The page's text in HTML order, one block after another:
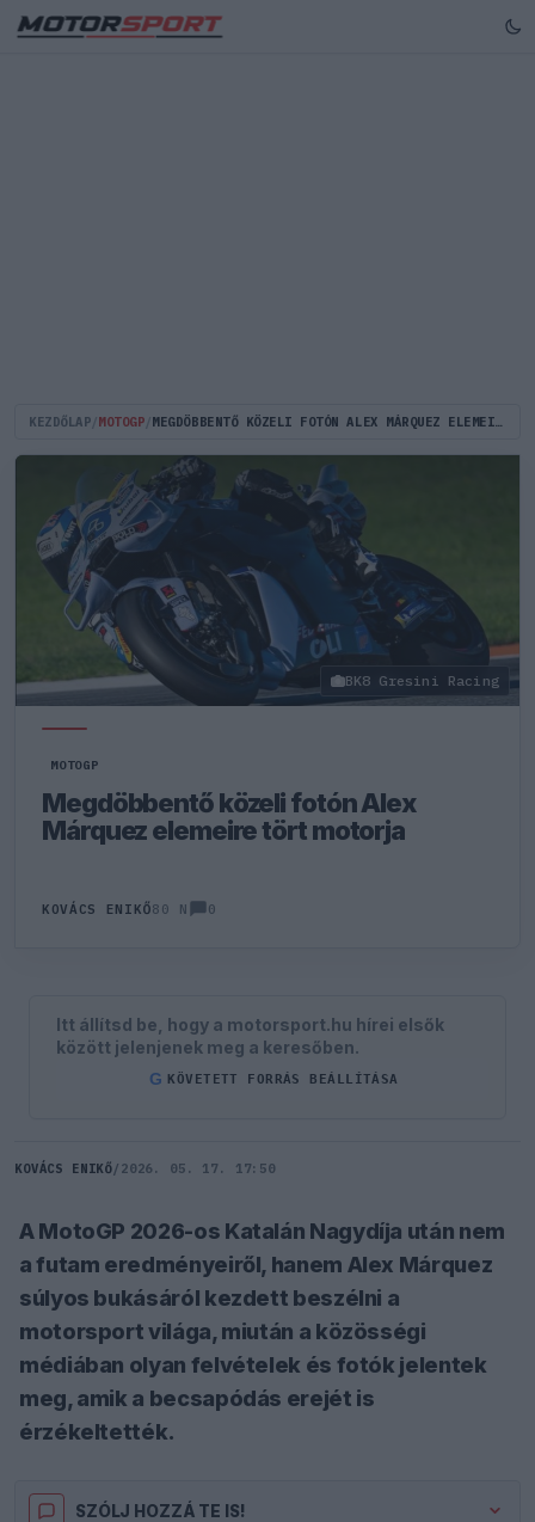
KEZDŐLAP MOTOGP MEGDÖBBENTŐ KÖZELI FOTÓN ALEX MÁRQUEZ ELEMEIRE TÖRT MOTORJA
BK8 Gresini Racing
MOTOGP
Megdöbbentő közeli fotón Alex
Márquez elemeire tört motorja
KOVÁCS ENIKŐ80 N 0
Itt állítsd be, hogy a motorsport.hu hírei elsők
között jelenjenek meg a keresőben.
G KÖVETETT FORRÁS BEÁLLÍTÁSA
KOVÁCS ENIKŐ/ 2026. 05. 17. 17:50
A MotoGP 2026-os Katalán Nagydíja után nem
a futam eredményeiről, hanem Alex Márquez
súlyos bukásáról kezdett beszélni a
motorsport világa, miután a közösségi
médiában olyan felvételek és fotók jelentek
meg, amik a becsapódás erejét is
érzékeltették.
SZÓLJ HOZZÁ TE IS!